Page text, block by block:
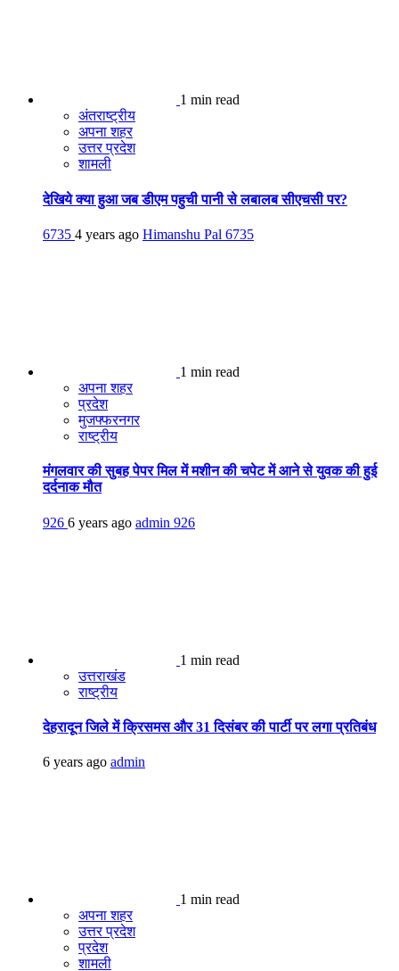
1 min read
अंतराष्ट्रीय
अपना शहर
उत्तर प्रदेश
शामली
देखिये क्या हुआ जब डीएम पहुची पानी से लबालब सीएचसी पर?
6735 4 years ago Himanshu Pal 6735
1 min read
अपना शहर
प्रदेश
मुजफ्फरनगर
राष्ट्रीय
मंगलवार की सुबह पेपर मिल में मशीन की चपेट में आने से युवक की हुई
दर्दनाक मौत
926 6 years ago admin 926
1 min read
उत्तराखंड
राष्ट्रीय
देहरादून जिले में क्रिसमस और 31 दिसंबर की पार्टी पर लगा प्रतिबंध
6 years ago admin
1 min read
अपना शहर
उत्तर प्रदेश
प्रदेश
शामली